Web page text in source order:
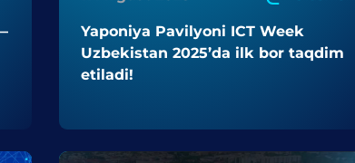
Yaponiya Pavilyoni ICT Week
Uzbekistan 2025’da ilk bor taqdim
etiladi!